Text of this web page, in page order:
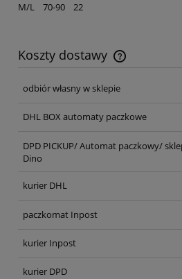
M/L 70-90 22
Koszty dostawy
Cena nie zawiera ewentualnych
odbiór własny w sklepie
DHL BOX automaty paczkowe
DPD PICKUP/ Automat paczkowy/
Dino
kurier DHL
paczkomat Inpost
kurier Inpost
kurier DPD